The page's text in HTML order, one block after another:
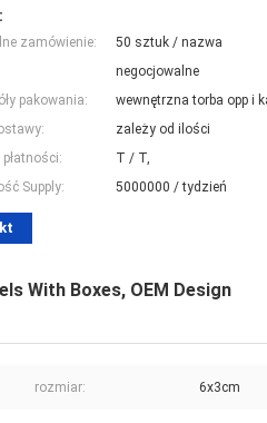
zamówienie:
50 sztuk / nazwa
negocjowalne
pakowania:
wewnętrzna torba opp i
zależy od ilości
T / T,
Supply:
5000000 / tydzień
With Boxes, OEM Design
rozmiar: 6x3cm